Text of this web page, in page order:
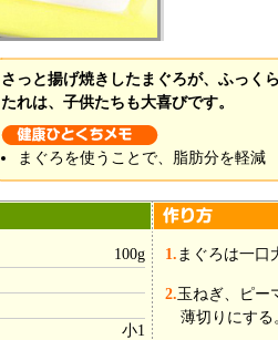
さっと揚げ焼きしたまぐろが、ふっく
たれは、子供たちも大喜びです。
まぐろを使うことで、脂肪分を軽減
100g
小1
1. まぐろは一口
2.玉ねぎ、ピー
薄切りにする